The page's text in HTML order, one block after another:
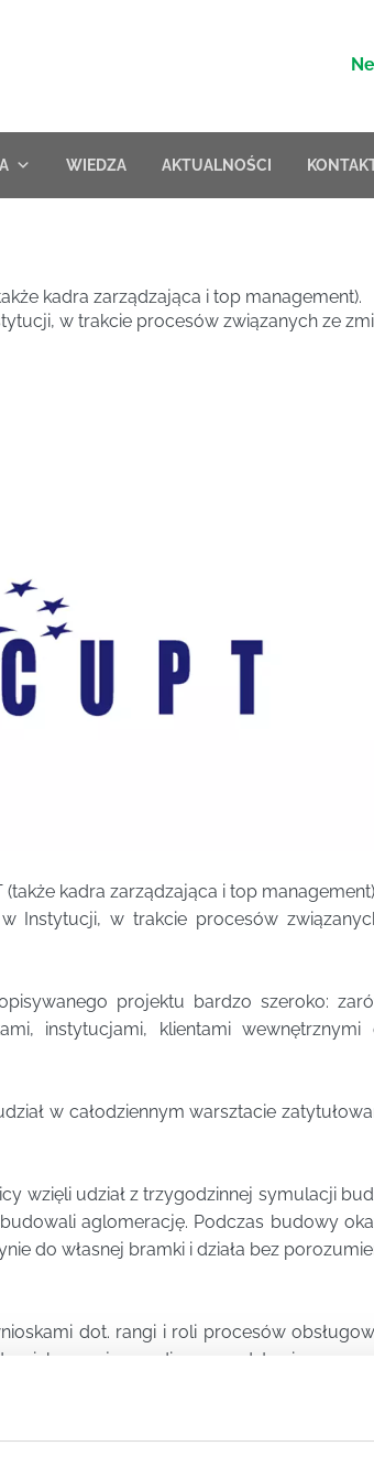
WIEDZA AKTUALNOŚCI
kadra zarządzająca i top management).
w trakcie procesów związanych ze
kadra zarządzająca i top
Instytucji, w trakcie procesów
projektu bardzo szeroko:
instytucjami, klientami wewnętrznymi
w całodziennym warsztacie
wzięli udział z trzygodzinnej symulacji
aglomerację. Podczas budowy
do własnej bramki i działa bez
dot. rangi i roli procesów
nich pasuje: media na podstawie
pracownicy, bez współpracy i